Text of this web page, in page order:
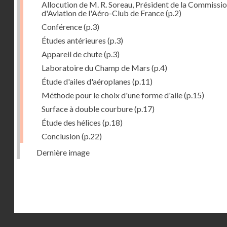
Allocution de M. R. Soreau, Président de la
d'Aviation de l'Aéro-Club de France(p.2)
Conférence(p.3)
Études antérieures (p.3)
Appareil de chute(p.3)
Laboratoire du Champ de Mars (p.4)
Étude d'ailes d'aéroplanes (p.11)
Méthode pour le choix d'une forme d'aile(p.15)
Surface à double courbure(p.17)
Étude des hélices (p.18)
Conclusion(p.22)
Dernière image